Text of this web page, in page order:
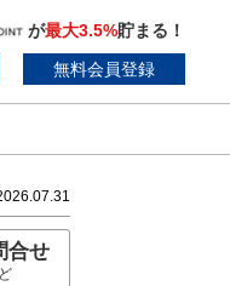
が最大3.5%貯まる！
無料会員登録
合せ